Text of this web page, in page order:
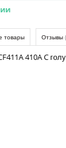
товары Отзывы
410A C